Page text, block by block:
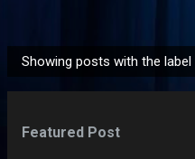
o
Showing posts with the label
Featured Post